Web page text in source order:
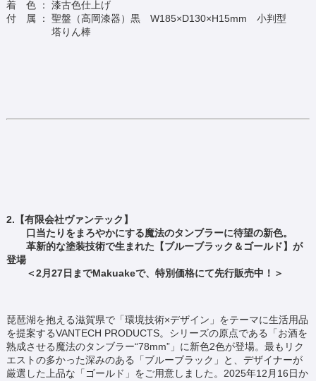
着 色 ： 漆古色仕上げ
付 属 ： 聖盤（高岡漆器）黒 W185×D130×H15mm 小判型
塔りん棒
2.【有限会社ヴァンテック】
口当たりをまろやかにする魔法のタンブラーに待望の新色。
革新的な塗装技術で生まれた【ブルーブラック＆ゴールド】が
登場
＜2月27日までMakuakeで、特別価格にて先行販売中！＞
琵琶湖を抱える滋賀県で「環境技術×デザイン」をテーマに生活用品
を提案するVANTECH PRODUCTS。シリーズの原点である「お酒を
熟成させる魔法のタンブラー“78mm”」に新色2色が登場。最もリク
エストの多かった深みのある「ブルーブラック」と、デザイナーが
厳選した上品な「ゴールド」をご用意しました。2025年12月16日か